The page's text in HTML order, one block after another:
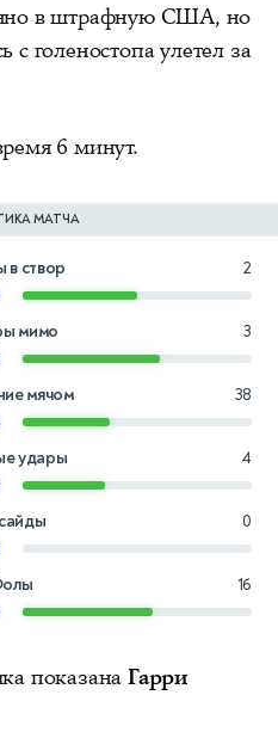
в штрафную США, но
с голеностопа улетел за
6 минут.
МАТЧА
в створ 2
мимо 3
мячом 38
удары 4
0
16
показана Гарри